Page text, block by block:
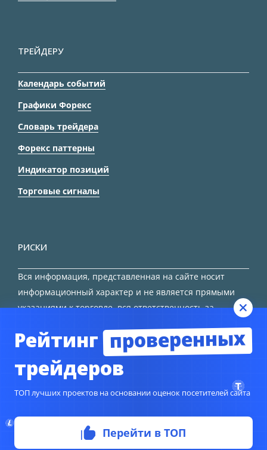
ТРЕЙДЕРУ
Календарь событий
Графики Форекс
Словарь трейдера
Форекс паттерны
Индикатор позиций
Торговые сигналы
РИСКИ
Вся информация, представленная на сайте носит
информационный характер и не является прямыми
указаниями к торговле, вся ответственность за
© Copyright 2024TORFOREX.COM
Рейтинг проверенных
трейдеров
ТОП лучших проектов на основании оценок посетителей сайта
Перейти в ТОП